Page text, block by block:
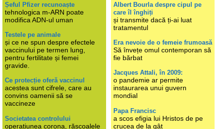
Șeful Pfizer recunoaște
tehnologica m-ARN poate
modifica ADN-ul uman
Testele pe animale
și ce ne spun despre efectele
vaccinului pe termen lung,
pentru fertilitate și femei
gravide.
Ce protecție oferă vaccinul
acestea sunt cifrele, care au
convins oamenii să se
vaccineze
Societatea controlului
operațiunea corona, răscoalele
Albert Bourla despre cipul pe
care îl înghiți
și transmite dacă ți-ai luat
tratamentul
Era nevoie de o femeie frumoasă
Să învețe omul contemporan să
fie bărbat
Jacques Attali, în 2009:
o pandemie ar permite
instaurarea unui guvern
mondial
Papa Francisc
a scos efigia lui Hristos de pe
crucea de la gât